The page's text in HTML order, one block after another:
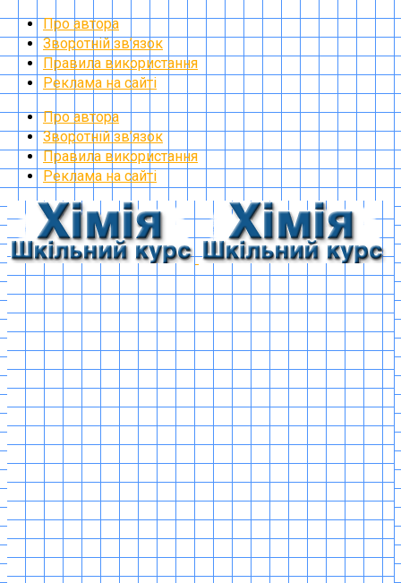
Про автора
Зворотній зв’язок
Правила використання
Реклама на сайті
Про автора
Зворотній зв’язок
Правила використання
Реклама на сайті